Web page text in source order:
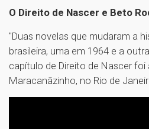
O Direito de Nascer e Beto
"Duas novelas que mudaram a
brasileira, uma em 1964 e a
capítulo de Direito de Nascer foi
Maracanãzinho, no Rio de